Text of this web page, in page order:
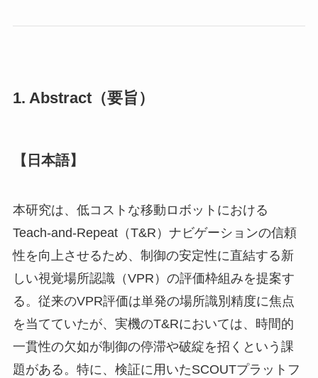
1. Abstract（要旨）
【日本語】
本研究は、低コストな移動ロボットにおける
Teach-and-Repeat（T&R）ナビゲーションの信頼
性を向上させるため、制御の安定性に直結する新
しい視覚場所認識（VPR）の評価枠組みを提案す
る。従来のVPR評価は単発の場所識別精度に焦点
を当てていたが、実機のT&Rにおいては、時間的
一貫性の欠如が制御の停滞や破綻を招くという課
題がある。特に、検証に用いたSCOUTプラットフ